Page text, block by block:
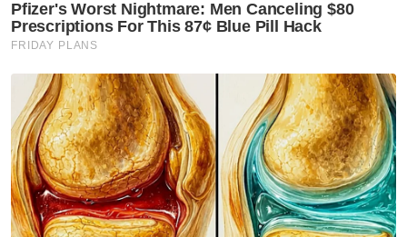
4 lelaki ditahan curi 335 paip saluran kabel elektrik
tepi jalan
Penduduk Cina buka jalan, bantu orang Melayu
pulang ke ibu kota
Imigresen terjah lokasi tumpuan sekitar ibu kota
"Malah ada dalam kalangan mereka
menggunakan nama orang atasan atau
menteri selain parti politik tertentu
mendakwa surat sokongan untuk
menjalankan perniagaan secara tidak sah,"